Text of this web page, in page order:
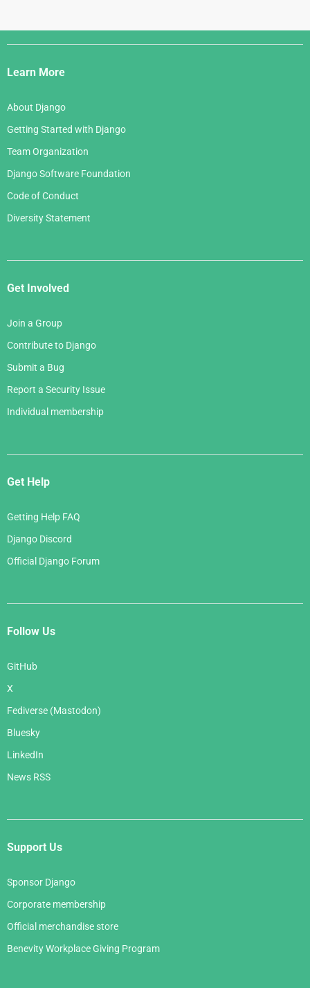
Django
Links
Learn More
About Django
Getting Started with Django
Team Organization
Django Software Foundation
Code of Conduct
Diversity Statement
Get Involved
Join a Group
Contribute to Django
Submit a Bug
Report a Security Issue
Individual membership
Get Help
Getting Help FAQ
Django Discord
Official Django Forum
Follow Us
GitHub
X
Fediverse (Mastodon)
Bluesky
LinkedIn
News RSS
Support Us
Sponsor Django
Corporate membership
Official merchandise store
Benevity Workplace Giving Program